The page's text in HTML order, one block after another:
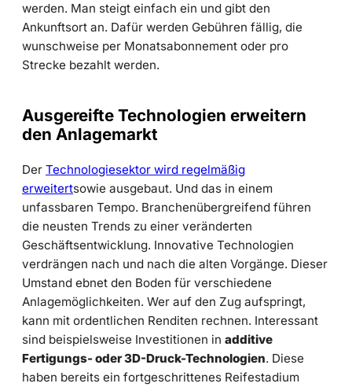
werden. Man steigt einfach ein und gibt den
Ankunftsort an. Dafür werden Gebühren fällig, die
wunschweise per Monatsabonnement oder pro
Strecke bezahlt werden.
Ausgereifte Technologien erweitern
den Anlagemarkt
Der Technologiesektor wird regelmäßig
erweitertsowie ausgebaut. Und das in einem
unfassbaren Tempo. Branchenübergreifend führen
die neusten Trends zu einer veränderten
Geschäftsentwicklung. Innovative Technologien
verdrängen nach und nach die alten Vorgänge. Dieser
Umstand ebnet den Boden für verschiedene
Anlagemöglichkeiten. Wer auf den Zug aufspringt,
kann mit ordentlichen Renditen rechnen. Interessant
sind beispielsweise Investitionen in additive
Fertigungs- oder 3D-Druck-Technologien. Diese
haben bereits ein fortgeschrittenes Reifestadium